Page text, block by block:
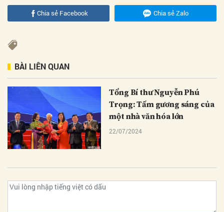
Chia sẻ Facebook Chia sẻ Zalo
BÀI LIÊN QUAN
Tổng Bí thư Nguyễn Phú
Trọng: Tấm gương sáng của
một nhà văn hóa lớn
22/07/2024